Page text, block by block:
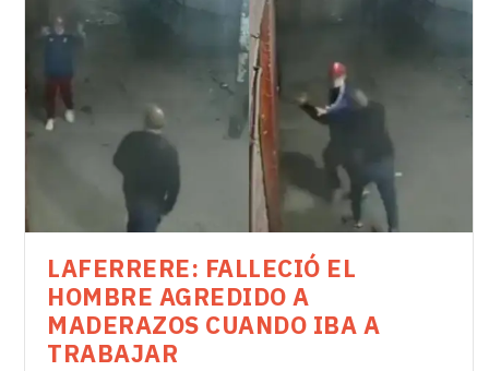
LAFERRERE: FALLECIÓ EL
HOMBRE AGREDIDO A
MADERAZOS CUANDO IBA A
TRABAJAR